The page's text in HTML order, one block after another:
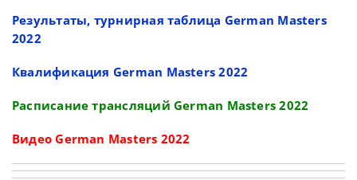
Результаты, турнирная таблица German Masters
2022
Квалификация German Masters 2022
Расписание трансляций German Masters 2022
Видео German Masters 2022